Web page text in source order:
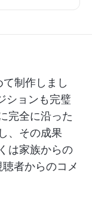
制作しまし
ションも完璧
完全に沿った
、その成果
は家族からの
者からのコメ